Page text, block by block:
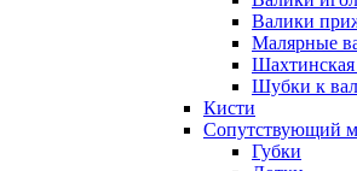
Валики
Малярные
Шахтинская
Шубки к
Кисти
Сопутствующий
Губки